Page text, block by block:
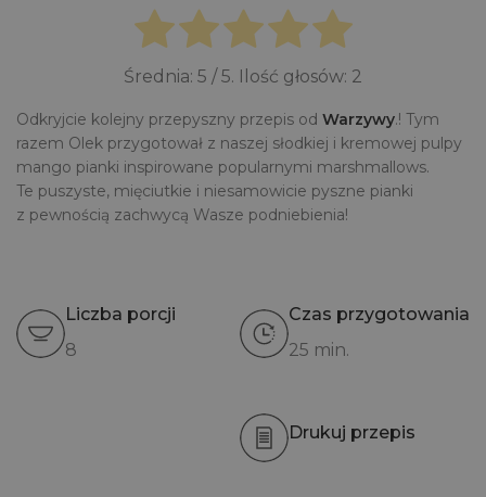
Średnia: 5 / 5. Ilość głosów: 2
Odkryjcie kolejny przepyszny przepis od Warzywy.! Tym
razem Olek przygotował z naszej słodkiej i kremowej pulpy
mango pianki inspirowane popularnymi marshmallows.
Te puszyste, mięciutkie i niesamowicie pyszne pianki
z pewnością zachwycą Wasze podniebienia!
Liczba porcji
8
Czas przygotowania
25 min.
Drukuj przepis